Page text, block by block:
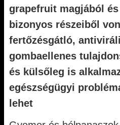
grapefruit magjából
bizonyos részeiből
fertőzésgátló,
gombaellenes
és külsőleg is
egészségügyi
lehet